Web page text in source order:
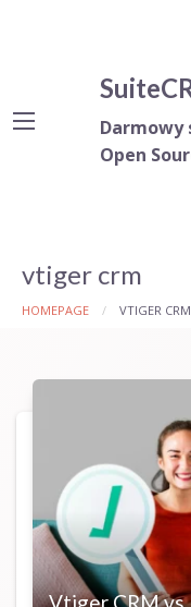
Darmowy
Open
vtiger crm
HOMEPAGE VTIGER CRM
Vtiger CRM